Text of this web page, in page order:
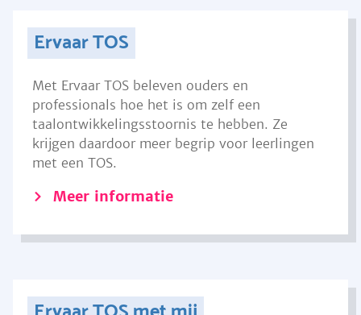
Ervaar TOS
Met Ervaar TOS beleven ouders en
professionals hoe het is om zelf een
taalontwikkelingsstoornis te hebben. Ze
krijgen daardoor meer begrip voor leerlingen
met een TOS.
Meer informatie